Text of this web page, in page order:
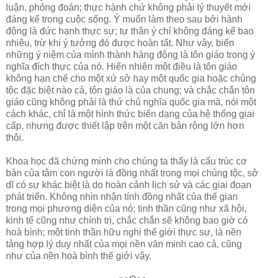
luận, phỏng đoán; thực hành chứ không phải lý thuyết mới
đáng kể trong cuộc sống. Ý muốn làm theo sau bởi hành
động là đức hạnh thực sự; tự thân ý chí không đáng kể bao
nhiêu, trừ khi ý tưởng đó được hoàn tất. Như vậy, biến
những ý niệm của mình thành hàng động là tôn giáo trong ý
nghĩa đích thực của nó. Hiển nhiên một điều là tôn giáo
không hạn chế cho một xứ sở hay một quốc gia hoặc chủng
tộc đặc biệt nào cả, tôn giáo là của chung; và chắc chắn tôn
giáo cũng không phải là thứ chủ nghĩa quốc gia mà, nói một
cách khác, chỉ là một hình thức biến dạng của hệ thống giai
cấp, nhưng được thiết lập trên một căn bản rộng lớn hơn
thôi.
Khoa học đã chứng minh cho chúng ta thấy là cấu trúc cơ
bản của tâm con người là đồng nhất trong mọi chủng tộc, sở
dĩ có sự khác biệt là do hoàn cảnh lịch sử và các giai đoạn
phát triển. Không nhìn nhận tính đồng nhất của thế gian
trong mọi phương diện của nó; tinh thần cũng như xã hội,
kinh tế cũng như chính trị, chắc chắn sẽ không bao giờ có
hoà bình; một tinh thần hữu nghị thế giới thực sự, là nền
tảng hợp lý duy nhất của mọi nền văn minh cao cả, cũng
như của nền hoà bình thế giới vậy.